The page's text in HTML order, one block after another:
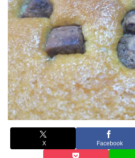
X Facebook